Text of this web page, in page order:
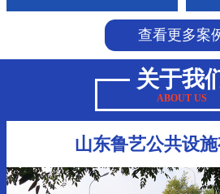
查看更多案
关于我
ABOUT US
山东鲁艺公共设